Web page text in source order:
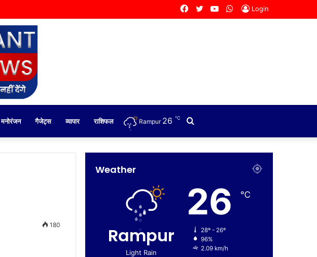
Login
WhatsApp
YouTube
Twitter
Facebook
मनोरंजन गैजेट्स व्यापार राशिफल
for
Rampur 26 ℃
180
Weather
Rampur
Light Rain
26 ℃
28º - 26º
96%
2.09 km/h